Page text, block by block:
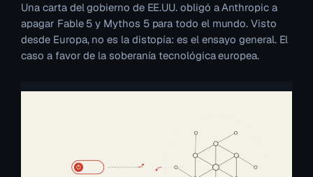
Una carta del gobierno de EE.UU. obligó a Anthropic a
apagar Fable 5 y Mythos 5 para todo el mundo. Visto
desde Europa, no es la distopía: es el ensayo general. El
caso a favor de la soberanía tecnológica europea.